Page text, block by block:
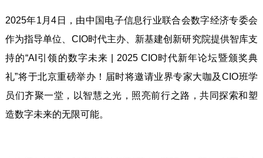
2025年1月4日，由中国电子信息行业联合会数字经济专委会
作为指导单位、CIO时代主办、新基建创新研究院提供智库支
持的“AI引领的数字未来 | 2025 CIO时代新年论坛暨颁奖典
礼”将于北京重磅举办！届时将邀请业界专家大咖及CIO班学
员们齐聚一堂，以智慧之光，照亮前行之路，共同探索和塑
造数字未来的无限可能。